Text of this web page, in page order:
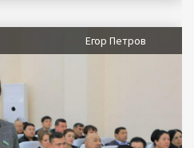
Егор Петров